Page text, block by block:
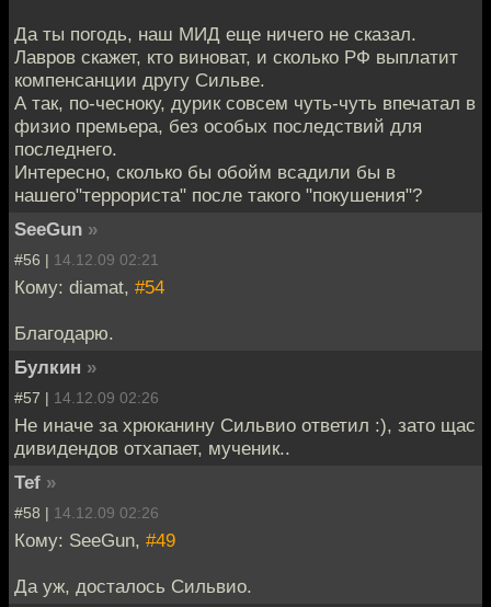
Да ты погодь, наш МИД еще ничего не сказал.
Лавров скажет, кто виноват, и сколько РФ выплатит
компенсанции другу Сильве.
А так, по-чесноку, дурик совсем чуть-чуть впечатал в
физио премьера, без особых последствий для
последнего.
Интересно, сколько бы обойм всадили бы в
нашего"террориста" после такого "покушения"?
SeeGun »
#56 | 14.12.09 02:21
Кому: diamat, #54
Благодарю.
Булкин »
#57 | 14.12.09 02:26
Не иначе за хрюканину Сильвио ответил :), зато щас
дивидендов отхапает, мученик..
Tef »
#58 | 14.12.09 02:26
Кому: SeeGun, #49
Да уж, досталось Сильвио.